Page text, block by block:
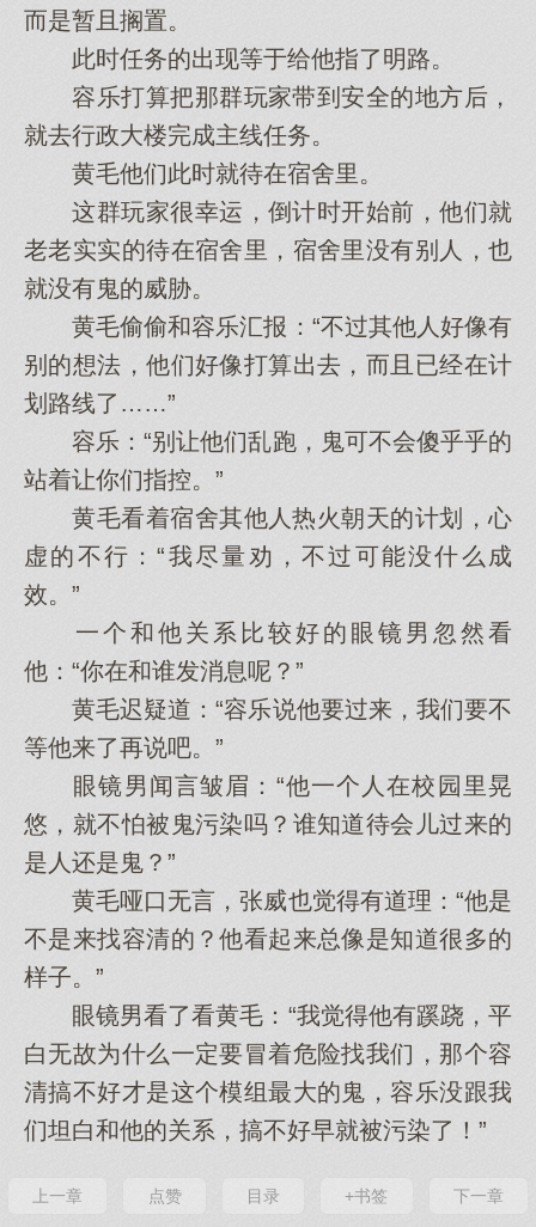
而是暂且搁置。
此时任务的出现等于给他指了明路。
容乐打算把那群玩家带到安全的地方后，
就去行政大楼完成主线任务。
黄毛他们此时就待在宿舍里。
这群玩家很幸运，倒计时开始前，他们就
老老实实的待在宿舍里，宿舍里没有别人，也
就没有鬼的威胁。
黄毛偷偷和容乐汇报：“不过其他人好像有
别的想法，他们好像打算出去，而且已经在计
划路线了……”
容乐：“别让他们乱跑，鬼可不会傻乎乎的
站着让你们指控。”
黄毛看着宿舍其他人热火朝天的计划，心
虚的不行：“我尽量劝，不过可能没什么成
效。”
一个和他关系比较好的眼镜男忽然看
他：“你在和谁发消息呢？”
黄毛迟疑道：“容乐说他要过来，我们要不
等他来了再说吧。”
眼镜男闻言皱眉：“他一个人在校园里晃
悠，就不怕被鬼污染吗？谁知道待会儿过来的
是人还是鬼？”
黄毛哑口无言，张威也觉得有道理：“他是
不是来找容清的？他看起来总像是知道很多的
样子。”
眼镜男看了看黄毛：“我觉得他有蹊跷，平
白无故为什么一定要冒着危险找我们，那个容
清搞不好才是这个模组最大的鬼，容乐没跟我
们坦白和他的关系，搞不好早就被污染了！”
上一章 点赞 目录 +书签 下一章